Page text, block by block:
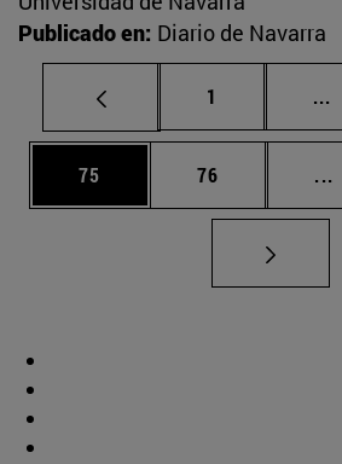
Publicado en: Diario de Navarra
Página
1 ...
Página
75 Página
76 ...